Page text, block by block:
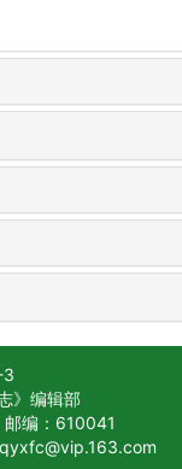
3
》编辑部
邮编：610041